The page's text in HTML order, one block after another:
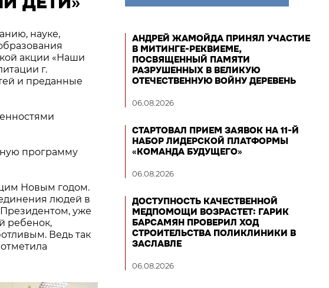
науке,
акции «Наши
г.
и преданные
программу
Новым годом.
людей в
уже
ребенок,
Ведь так
АНДРЕЙ ЖАМОЙДА ПРИНЯЛ УЧАСТИЕ
В МИТИНГЕ-РЕКВИЕМЕ,
ПОСВЯЩЕННЫЙ ПАМЯТИ
РАЗРУШЕННЫХ В ВЕЛИКУЮ
ОТЕЧЕСТВЕННУЮ ВОЙНУ ДЕРЕВЕНЬ
06.08.2026
СТАРТОВАЛ ПРИЕМ ЗАЯВОК НА 11-Й
НАБОР ЛИДЕРСКОЙ ПЛАТФОРМЫ
«КОМАНДА БУДУЩЕГО»
06.08.2026
ДОСТУПНОСТЬ КАЧЕСТВЕННОЙ
МЕДПОМОЩИ ВОЗРАСТЕТ: ГАРИК
БАРСАМЯН ПРОВЕРИЛ ХОД
СТРОИТЕЛЬСТВА ПОЛИКЛИНИКИ В
ЗАСЛАВЛЕ
06.08.2026